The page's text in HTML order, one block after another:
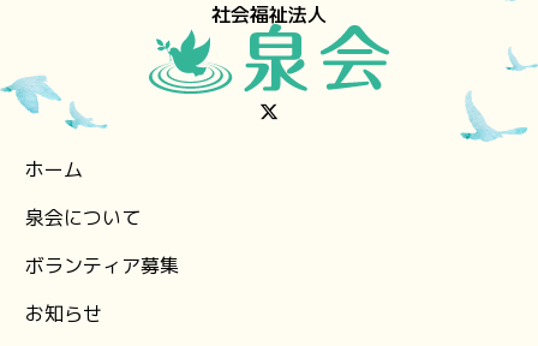
社会福祉法人
ホーム
泉会について
ボランティア募集
お知らせ